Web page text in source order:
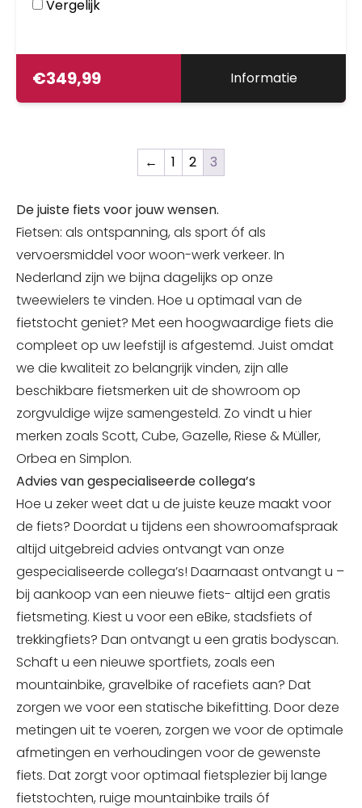
Vergelijk
€349,99 Informatie
← 1 2 3
De juiste fiets voor jouw wensen.
Fietsen: als ontspanning, als sport óf als
vervoersmiddel voor woon-werk verkeer. In
Nederland zijn we bijna dagelijks op onze
tweewielers te vinden. Hoe u optimaal van de
fietstocht geniet? Met een hoogwaardige fiets die
compleet op uw leefstijl is afgestemd. Juist omdat
we die kwaliteit zo belangrijk vinden, zijn alle
beschikbare fietsmerken uit de showroom op
zorgvuldige wijze samengesteld. Zo vindt u hier
merken zoals Scott, Cube, Gazelle, Riese & Müller,
Orbea en Simplon.
Advies van gespecialiseerde collega’s
Hoe u zeker weet dat u de juiste keuze maakt voor
de fiets? Doordat u tijdens een showroomafspraak
altijd uitgebreid advies ontvangt van onze
gespecialiseerde collega’s! Daarnaast ontvangt u –
bij aankoop van een nieuwe fiets- altijd een gratis
fietsmeting. Kiest u voor een eBike, stadsfiets of
trekkingfiets? Dan ontvangt u een gratis bodyscan.
Schaft u een nieuwe sportfiets, zoals een
mountainbike, gravelbike of racefiets aan? Dat
zorgen we voor een statische bikefitting. Door deze
metingen uit te voeren, zorgen we voor de optimale
afmetingen en verhoudingen voor de gewenste
fiets. Dat zorgt voor optimaal fietsplezier bij lange
fietstochten, ruige mountainbike trails óf